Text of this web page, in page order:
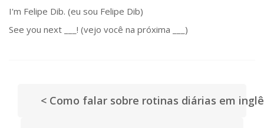
I'm Felipe Dib. (eu sou Felipe Dib)
See you next ___! (vejo você na próxima ___)
< Como falar sobre rotinas diárias em